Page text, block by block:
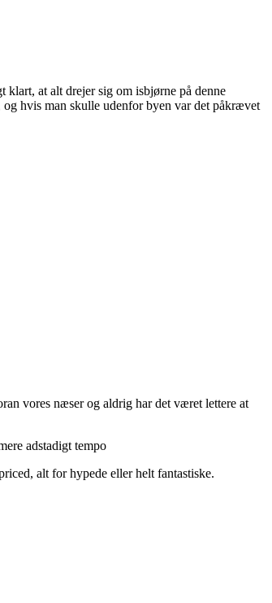
at alt drejer sig om isbjørne på denne
hvis man skulle udenfor byen var det påkrævet
vores næser og aldrig har det været lettere at
adstadigt tempo
alt for hypede eller helt fantastiske.